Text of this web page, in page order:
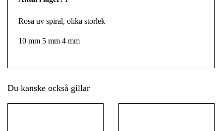
Rosa uv spiral, olika storlek
10 mm 5 mm 4 mm
Du kanske också gillar